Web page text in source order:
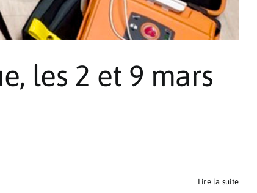
les 2 et 9 mars
Lire la suite